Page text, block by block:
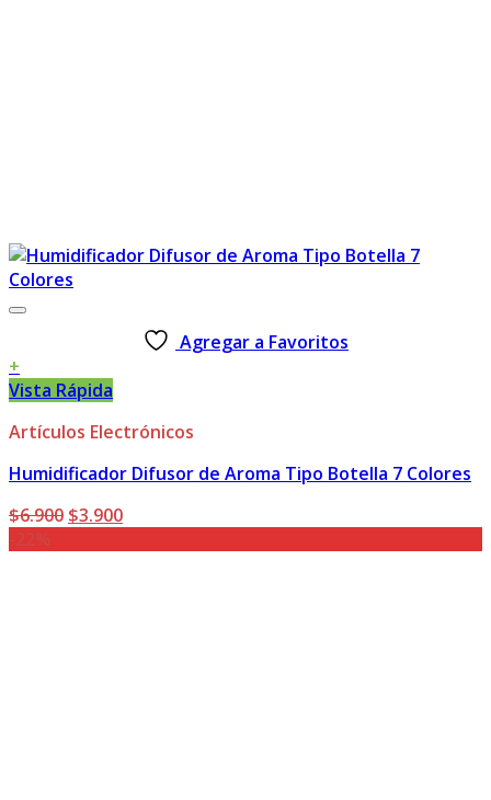
Agregar a Favoritos
+
Vista Rápida
Artículos Electrónicos
Humidificador Difusor de Aroma Tipo Botella 7 Colores
$6.900 El
$3.900El